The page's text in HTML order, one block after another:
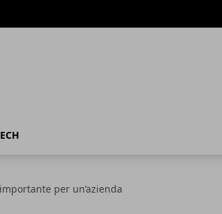
per un’azienda